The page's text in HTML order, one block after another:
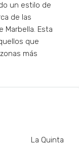
un estilo de
de las
Esta
que
más
La Quinta